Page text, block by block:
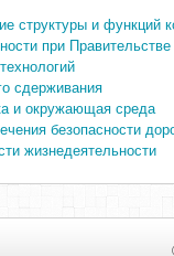
структуры и функций
при
сдерживания
и окружающая среда
безопасности
жизнедеятельности